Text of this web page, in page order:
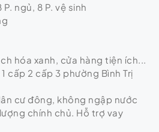
ngủ, 8 P. vệ sinh
hóa xanh, cửa hàng tiện ích...
cấp 2 cấp 3 phường Bình Trị
cư đông, không ngập nước
chính chủ. Hỗ trợ vay